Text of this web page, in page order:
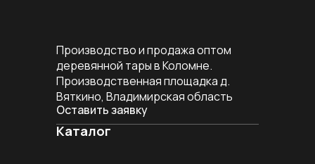
Производство и продажа оптом
деревянной тары в Коломне.
Производственная площадка д.
Вяткино, Владимирская область
Оставить заявку
Каталог